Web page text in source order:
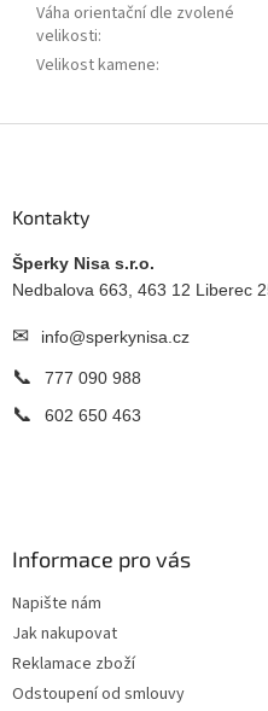
Váha orientační dle zvolené
velikosti:
Velikost kamene:
Kontakty
Šperky Nisa s.r.o.
Nedbalova 663, 463 12 Liberec
✉ info@sperkynisa.cz
📞 777 090 988
📞 602 650 463
Informace pro vás
Napište nám
Jak nakupovat
Reklamace zboží
Odstoupení od smlouvy